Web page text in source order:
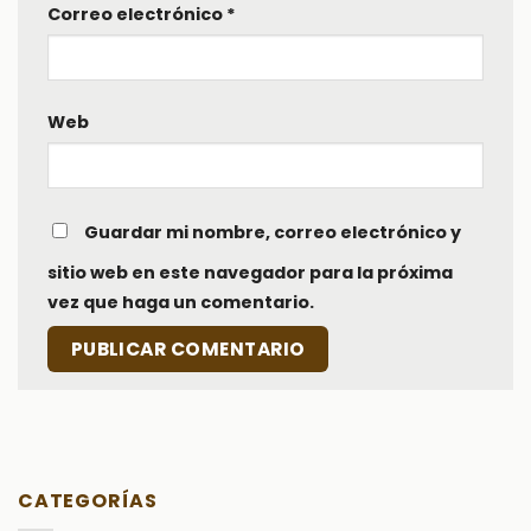
Correo electrónico *
Web
Guardar mi nombre, correo electrónico y
sitio web en este navegador para la próxima
vez que haga un comentario.
CATEGORÍAS